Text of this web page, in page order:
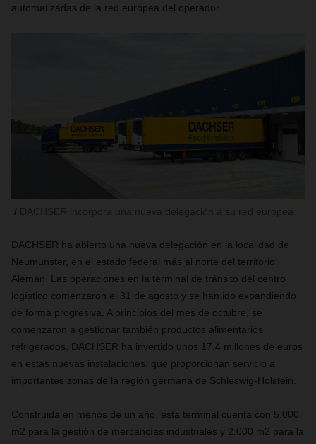
automatizadas de la red europea del operador.
DACHSER ha abierto una nueva delegación en la localidad de
Neumünster, en el estado federal más al norte del territorio
Alemán. Las operaciones en la terminal de tránsito del centro
logístico comenzaron el 31 de agosto y se han ido expandiendo
de forma progresiva. A principios del mes de octubre, se
comenzaron a gestionar también productos alimentarios
refrigerados. DACHSER ha invertido unos 17,4 millones de euros
en estas nuevas instalaciones, que proporcionan servicio a
importantes zonas de la región germana de Schleswig-Holstein.
Construida en menos de un año, esta terminal cuenta con 5.000
m2 para la gestión de mercancías industriales y 2.000 m2 para la